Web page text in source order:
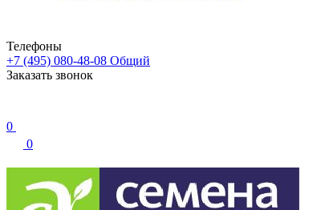
Телефоны
+7 (495) 080-48-08 Общий
Заказать звонок
0
0